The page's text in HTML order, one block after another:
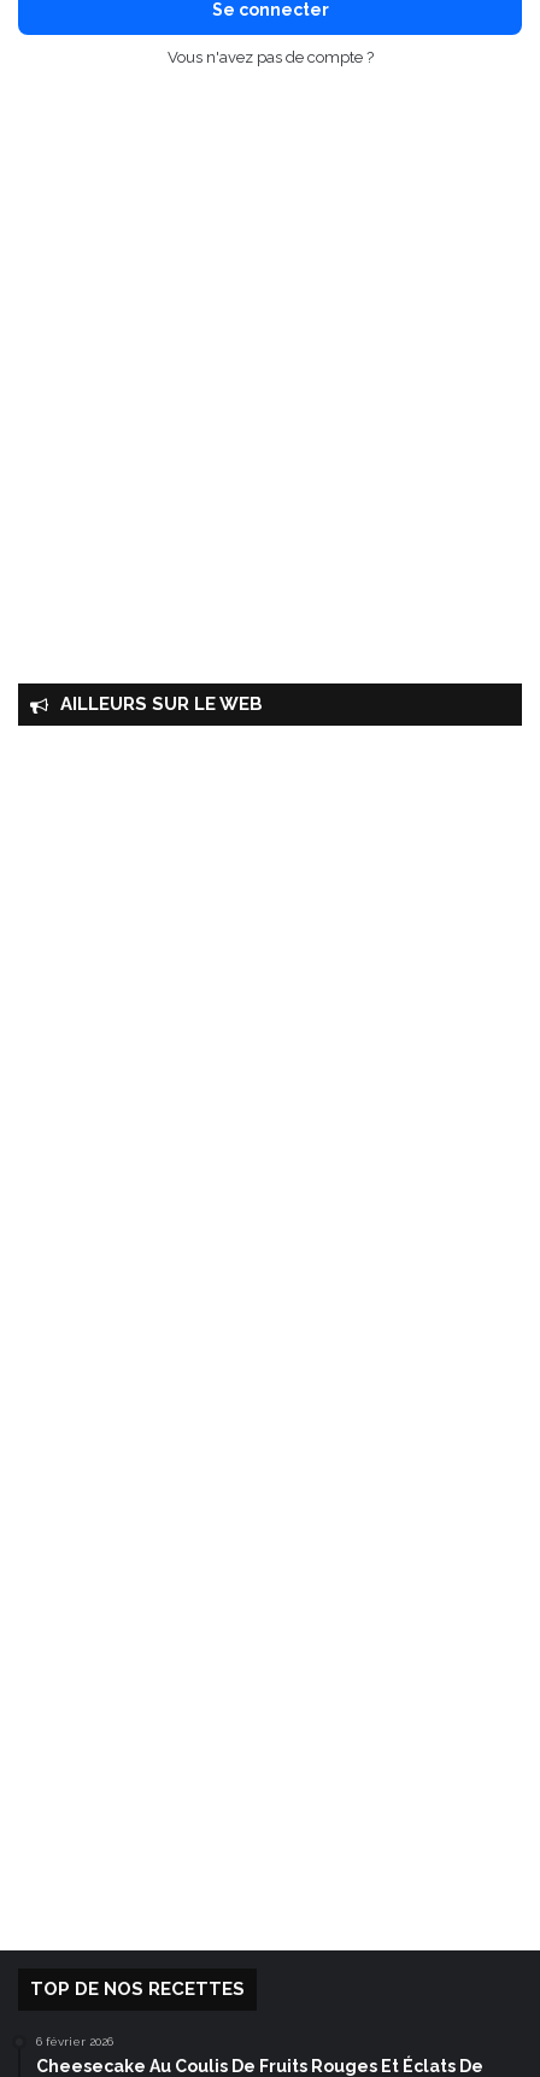
Se connecter
Vous n'avez pas de compte ?
AILLEURS SUR LE WEB
TOP DE NOS RECETTES
6 février 2026
Cheesecake Au Coulis De Fruits Rouges Et Éclats De